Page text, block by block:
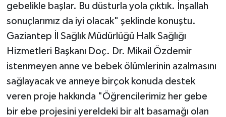
gebelikle başlar. Bu düsturla yola çıktık. İnşallah
sonuçlarımız da iyi olacak" şeklinde konuştu.
Gaziantep İl Sağlık Müdürlüğü Halk Sağlığı
Hizmetleri Başkanı Doç. Dr. Mikail Özdemir
istenmeyen anne ve bebek ölümlerinin azalmasını
sağlayacak ve anneye birçok konuda destek
veren proje hakkında "Öğrencilerimiz her gebe
bir ebe projesini yereldeki bir alt basamağı olan